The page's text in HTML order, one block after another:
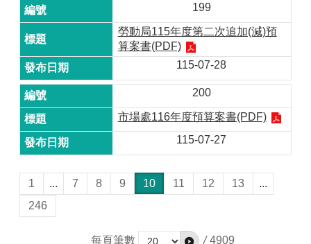
199
勞動局115年度第二次追加(減)預
算案書(PDF)
115-07-28
200
市場處116年度預算案書(PDF)
115-07-27
1 ... 7 8 9 10 11 12 13
...
246
每頁筆數 / 4909